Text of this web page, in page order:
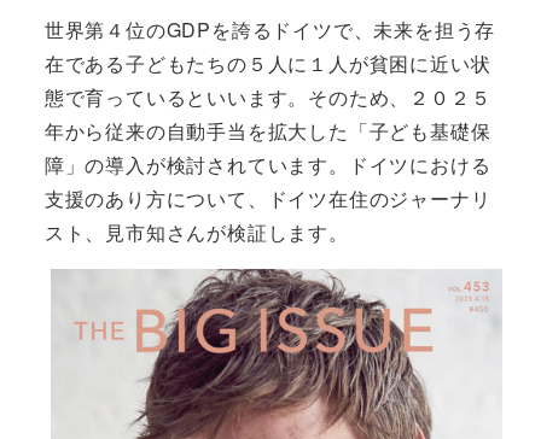
世界第４位のGDPを誇るドイツで、未来を担う存
在である子どもたちの５人に１人が貧困に近い状
態で育っているといいます。そのため、２０２５
年から従来の自動手当を拡大した「子ども基礎保
障」の導入が検討されています。ドイツにおける
支援のあり方について、ドイツ在住のジャーナリ
スト、見市知さんが検証します。